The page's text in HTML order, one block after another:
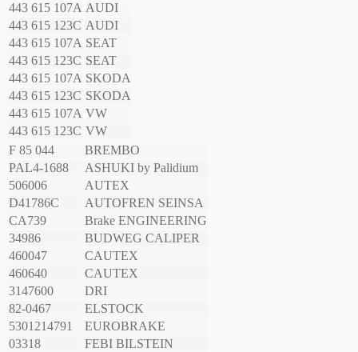
443 615 107A AUDI
443 615 123C AUDI
443 615 107A SEAT
443 615 123C SEAT
443 615 107A SKODA
443 615 123C SKODA
443 615 107A VW
443 615 123C VW
F 85 044
BREMBO
PAL4-1688
ASHUKI by Palidium
506006
AUTEX
D41786C
AUTOFREN SEINSA
CA739
Brake ENGINEERING
34986
BUDWEG CALIPER
460047
CAUTEX
460640
CAUTEX
3147600
DRI
82-0467
ELSTOCK
5301214791
EUROBRAKE
03318
FEBI BILSTEIN